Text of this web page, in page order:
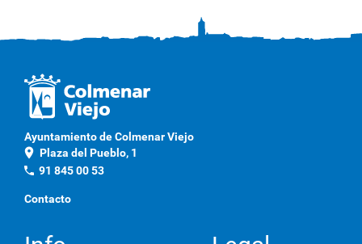
Ayuntamiento de Colmenar Viejo
location_on Plaza del Pueblo, 1
phone 91 845 00 53
Contacto